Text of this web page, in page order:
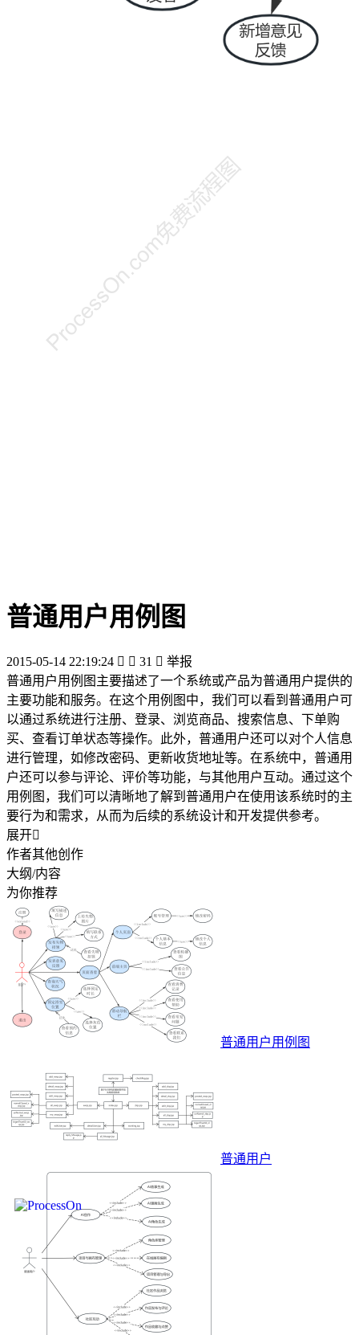
普通用户用例图
2015-05-14 22:19:24   31  举报
普通用户用例图主要描述了一个系统或产品为普通用户提供的
主要功能和服务。在这个用例图中，我们可以看到普通用户可
以通过系统进行注册、登录、浏览商品、搜索信息、下单购
买、查看订单状态等操作。此外，普通用户还可以对个人信息
进行管理，如修改密码、更新收货地址等。在系统中，普通用
户还可以参与评论、评价等功能，与其他用户互动。通过这个
用例图，我们可以清晰地了解到普通用户在使用该系统时的主
要行为和需求，从而为后续的系统设计和开发提供参考。
展开
作者其他创作
大纲/内容
为你推荐
普通用户用例图
普通用户